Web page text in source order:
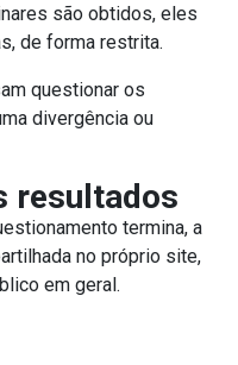
são obtidos, eles
de forma restrita.
questionar os
divergência ou
resultados
termina, a
no próprio site,
em geral.